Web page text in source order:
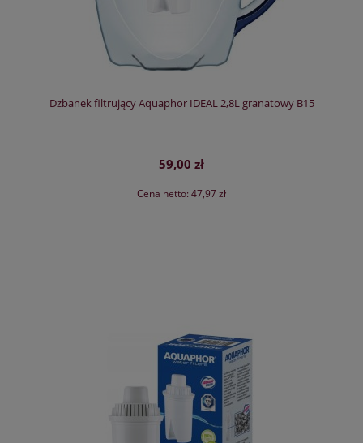
Dzbanek filtrujący Aquaphor IDEAL 2,8L granatowy B15
59,00 zł
Cena netto: 47,97 zł